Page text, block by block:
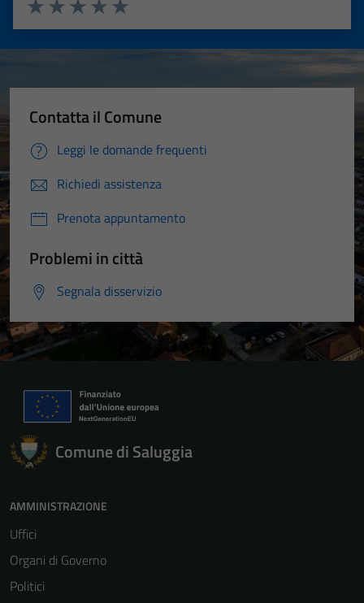
Valuta 5 stelle su 5
Valuta 4 stelle su 5
Valuta 3 stelle su 5
Valuta 2 stelle su 5
Valuta 1 stelle su 5
Contatta il Comune
Leggi le domande frequenti
Richiedi assistenza
Prenota appuntamento
Problemi in città
Segnala disservizio
Comune di Saluggia
AMMINISTRAZIONE
Uffici
Organi di Governo
Politici